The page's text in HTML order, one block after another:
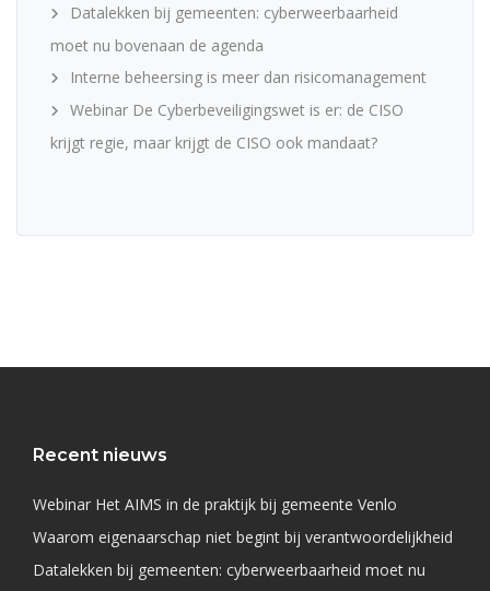
Datalekken bij gemeenten: cyberweerbaarheid
moet nu bovenaan de agenda
Interne beheersing is meer dan risicomanagement
Webinar De Cyberbeveiligingswet is er: de CISO
krijgt regie, maar krijgt de CISO ook mandaat?
Recent nieuws
Webinar Het AIMS in de praktijk bij gemeente Venlo
Waarom eigenaarschap niet begint bij verantwoordelijkheid
Datalekken bij gemeenten: cyberweerbaarheid moet nu